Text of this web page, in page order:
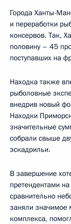
Города Ханты-
и переработки
консервов. Так,
половину – 45
поступавших на
Находка также
рыболовные
внедрив новый
Находки
значительные
собрали свыше
эскадрильи.
В завершение
претендентами на
сравнительно
заняли значимое
комплекса,